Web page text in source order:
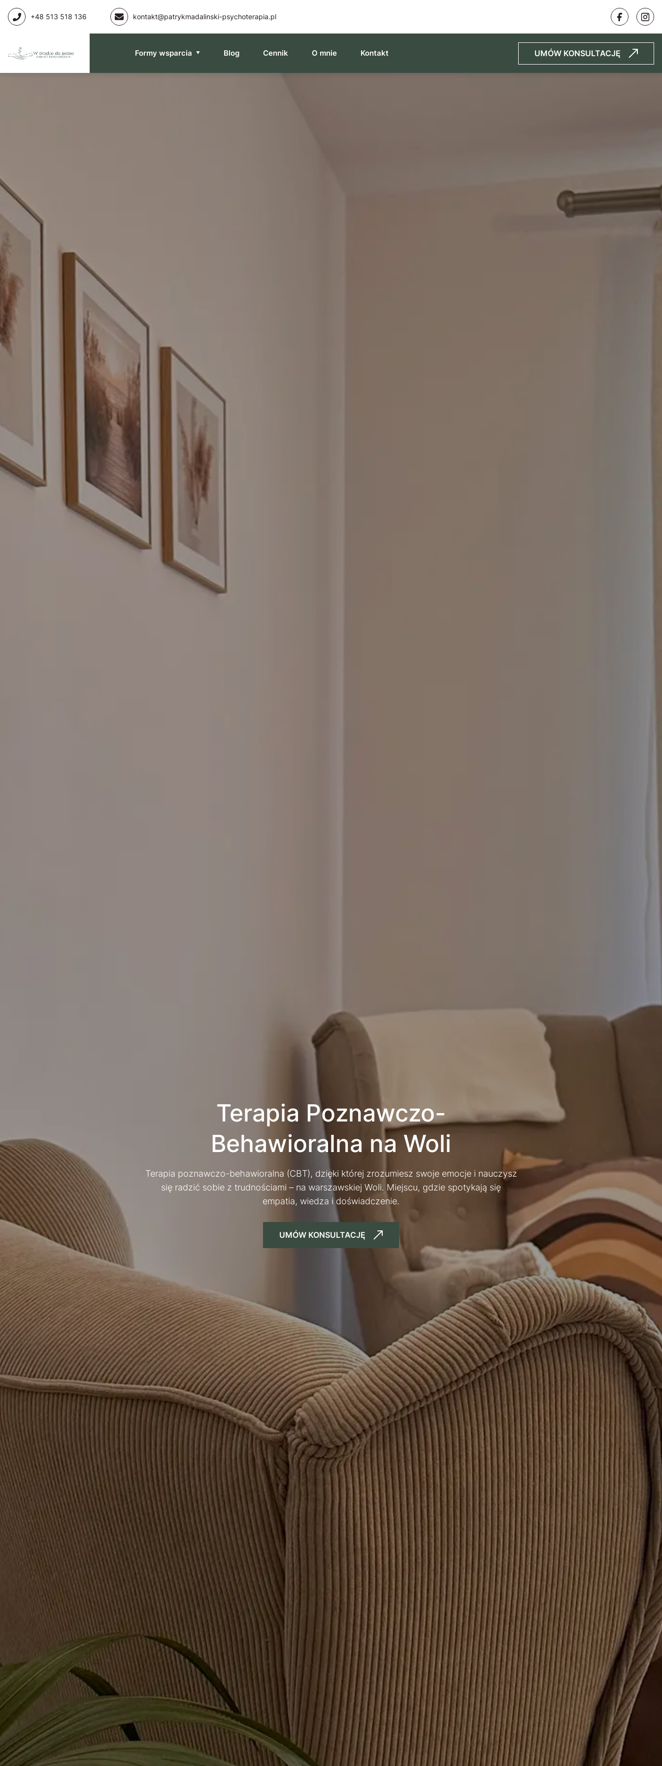
+48 513 518 136 kontakt@patrykmadalinski-psychoterapia.pl
Formy wsparcia Blog Cennik O mnie ​Kontakt UMÓW KONSULTACJĘ
Terapia Poznawczo-
Behawioralna na Woli
Terapia poznawczo-behawioralna (CBT), dzięki której zrozumiesz swoje emocje i nauczysz
się radzić sobie z trudnościami – na warszawskiej Woli. Miejscu, gdzie spotykają się
empatia, wiedza i doświadczenie.
UMÓW KONSULTACJĘ